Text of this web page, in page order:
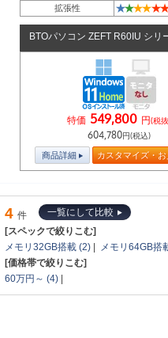
拡張性 ★★★★★★
BTOパソコン ZEFT R60IU シリ
特価 549,800 円(税
604,780円(税込)
商品詳細 カスタマイズ・
4 件
一覧にして比較
[スペックで絞りこむ]
メモリ32GB搭載 (2) |
メモリ64GB搭
[価格帯で絞りこむ]
60万円～ (4) |